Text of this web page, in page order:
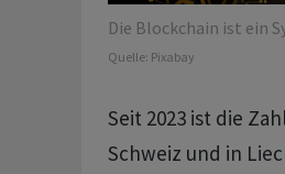
Die Blockchain ist ein
Quelle: Pixabay
Seit 2023 ist die
Schweiz und in